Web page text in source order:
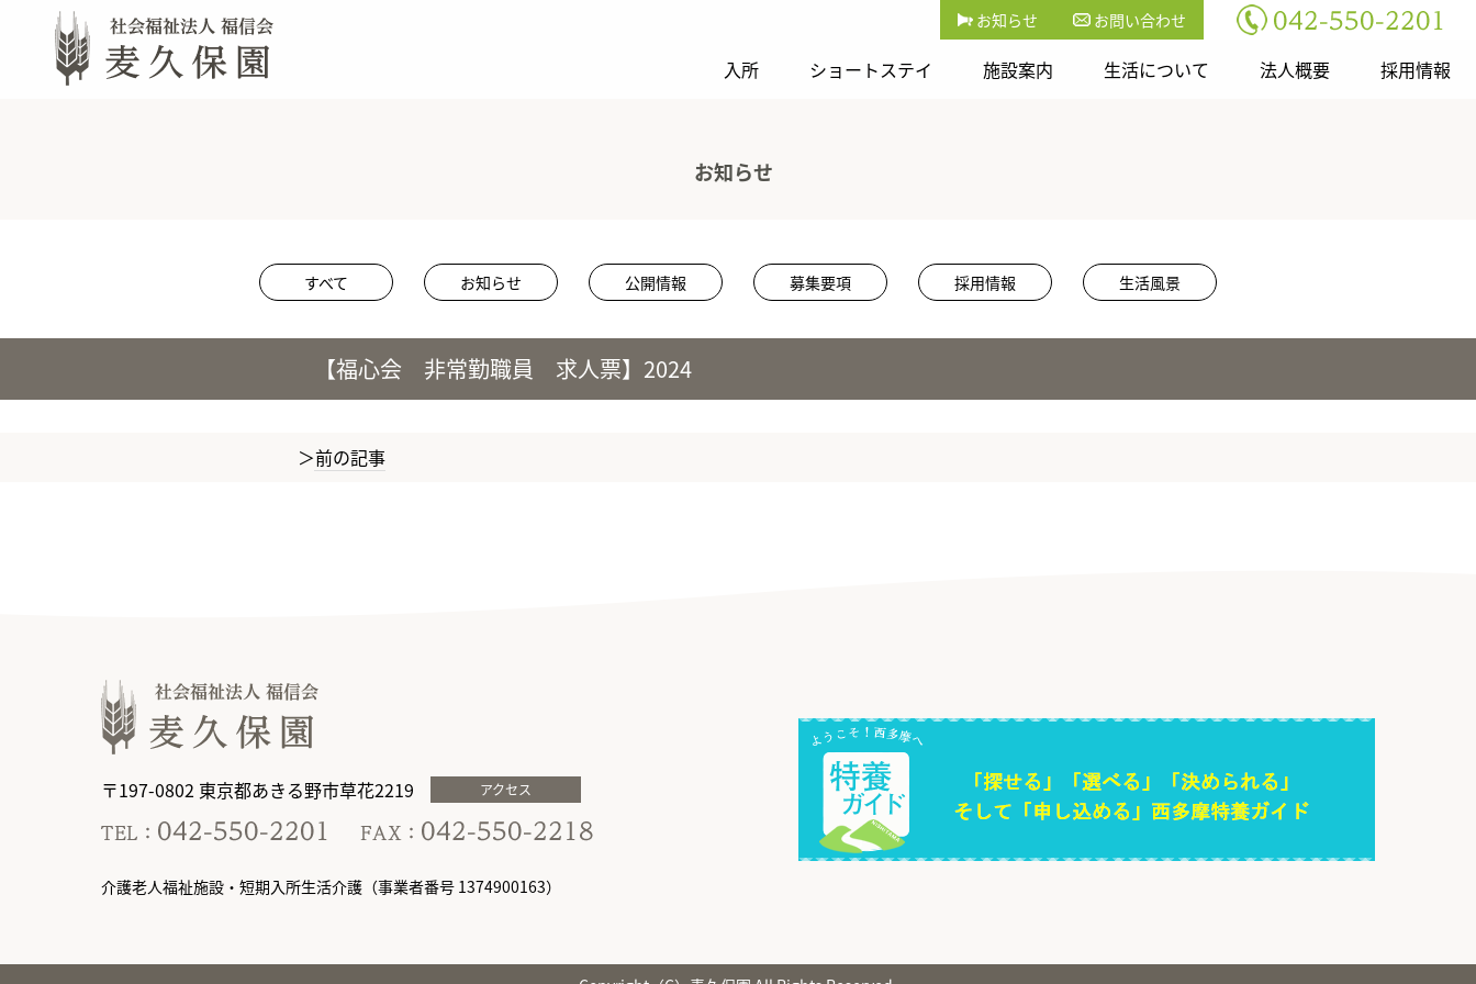
お知らせ お問い合わせ
入所 ショートステイ 施設案内 生活について 法人概要 採用情報
お知らせ
すべて お知らせ 公開情報 募集要項 採用情報 生活風景
【福心会 非常勤職員 求人票】2024
前の記事
〒197-0802 東京都あきる野市草花2219 アクセス
介護老人福祉施設・短期入所生活介護（事業者番号 1374900163）